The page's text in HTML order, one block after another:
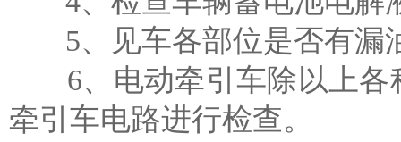
5、见车各部位是否有漏
6、电动牵引车除以上各
牵引车电路进行检查。